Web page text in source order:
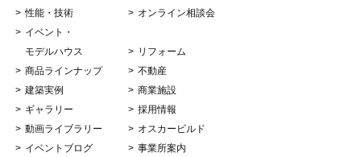
性能・技術
イベント・
モデルハウス
商品ラインナップ
建築実例
ギャラリー
動画ライブラリー
イベントブログ
オンライン相談会
リフォーム
不動産
商業施設
採用情報
オスカービルド
事業所案内